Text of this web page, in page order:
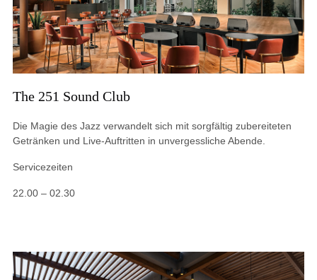
The 251 Sound Club
Die Magie des Jazz verwandelt sich mit sorgfältig zubereiteten
Getränken und Live-Auftritten in unvergessliche Abende.
Servicezeiten
22.00 – 02.30